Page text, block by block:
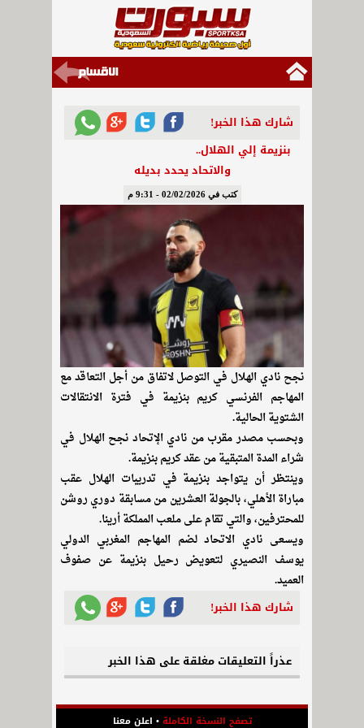
شارك هذا الخبر!
بنزيمة إلي الهلال..
والاتحاد يحدد بديله
كتب في 02/02/2026 - 9:31 م
نجح نادي الهلال في التوصل لاتفاق من أجل التعاقد مع
المهاجم الفرنسي كريم بنزيمة في فترة الانتقالات
الشتوية الحالية.
وبحسب مصدر مقرب من نادي الإتحاد نجح الهلال في
شراء المدة المتبقية من عقد كريم بنزيمة.
وينتظر أن يتواجد بنزيمة في تدريبات الهلال عقب
مباراة الأهلي، بالجولة العشرين من مسابقة دوري روشن
للمحترفين، والتي تقام على ملعب المملكة أرينا.
ويسعى نادي الاتحاد لضم المهاجم المغربي الدولي
يوسف النصيري لتعويض رحيل بنزيمة عن صفوف
العميد.
شارك هذا الخبر!
عذراً التعليقات مغلقة على هذا الخبر
تصفح النسخة الكاملة• اعلن معنا